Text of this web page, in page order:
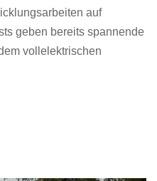
auf
geben bereits spannende
vollelektrischen